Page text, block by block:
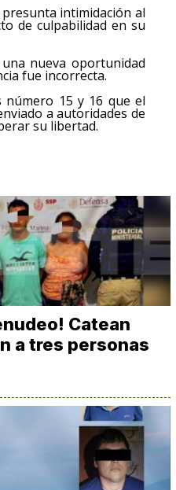
intimidación al
de culpabilidad en su
nueva oportunidad
fue incorrecta.
número 15 y 16 que el
a autoridades de
su libertad.
Catean
a tres personas